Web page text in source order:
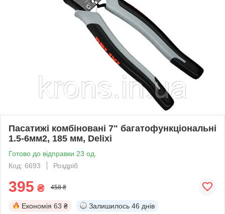
Пасатижі комбіновані 7" багатофункціональні
1.5-6мм2, 185 мм, Delixi
Готово до відправки 23 од.
Код: 6693
Роздріб
395 ₴ 458 ₴
Економія 63 ₴ Залишилось 46 днів